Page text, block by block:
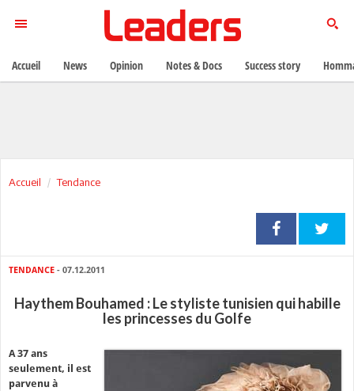
Accueil Tendance
TENDANCE - 07.12.2011
Haythem Bouhamed : Le styliste tunisien qui habille
les princesses du Golfe
A 37 ans
seulement, il est
parvenu à
Accueil News Opinion Notes & Docs Success story